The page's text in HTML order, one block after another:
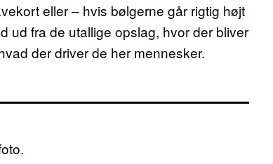
eller – hvis bølgerne går rigtig højt
ud fra de utallige opslag, hvor der bliver
der driver de her mennesker.